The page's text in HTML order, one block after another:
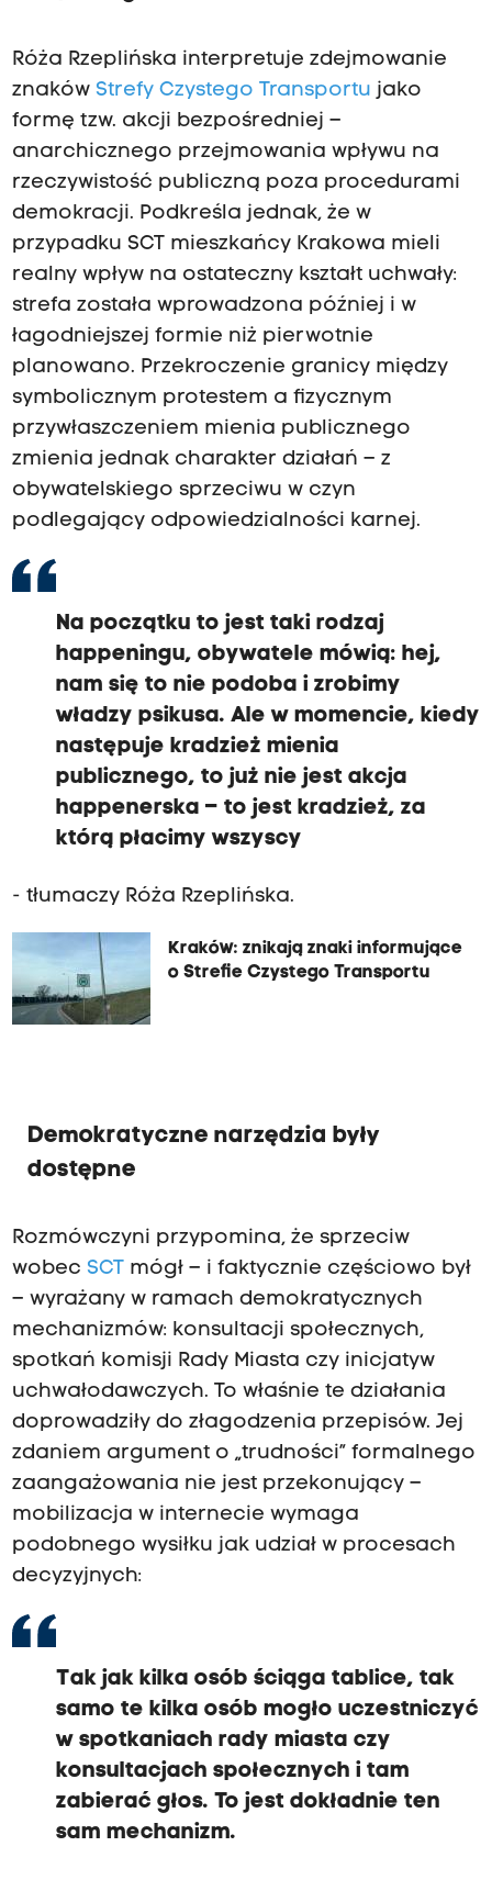
Róża Rzeplińska interpretuje zdejmowanie
znaków Strefy Czystego Transportu jako
formę tzw. akcji bezpośredniej –
anarchicznego przejmowania wpływu na
rzeczywistość publiczną poza procedurami
demokracji. Podkreśla jednak, że w
przypadku SCT mieszkańcy Krakowa mieli
realny wpływ na ostateczny kształt uchwały:
strefa została wprowadzona później i w
łagodniejszej formie niż pierwotnie
planowano. Przekroczenie granicy między
symbolicznym protestem a fizycznym
przywłaszczeniem mienia publicznego
zmienia jednak charakter działań – z
obywatelskiego sprzeciwu w czyn
podlegający odpowiedzialności karnej.
Na początku to jest taki rodzaj
happeningu, obywatele mówią: hej,
nam się to nie podoba i zrobimy
władzy psikusa. Ale w momencie, kiedy
następuje kradzież mienia
publicznego, to już nie jest akcja
happenerska – to jest kradzież, za
którą płacimy wszyscy
- tłumaczy Róża Rzeplińska.
Kraków: znikają znaki informujące
o Strefie Czystego Transportu
Demokratyczne narzędzia były
dostępne
Rozmówczyni przypomina, że sprzeciw
wobec SCT mógł – i faktycznie częściowo był
– wyrażany w ramach demokratycznych
mechanizmów: konsultacji społecznych,
spotkań komisji Rady Miasta czy inicjatyw
uchwałodawczych. To właśnie te działania
doprowadziły do złagodzenia przepisów. Jej
zdaniem argument o „trudności” formalnego
zaangażowania nie jest przekonujący –
mobilizacja w internecie wymaga
podobnego wysiłku jak udział w procesach
decyzyjnych:
Tak jak kilka osób ściąga tablice, tak
samo te kilka osób mogło uczestniczyć
w spotkaniach rady miasta czy
konsultacjach społecznych i tam
zabierać głos. To jest dokładnie ten
sam mechanizm.